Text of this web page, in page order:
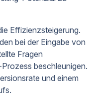
Effizienzsteigerung.
bei der Eingabe von
Fragen
beschleunigen.
und einem